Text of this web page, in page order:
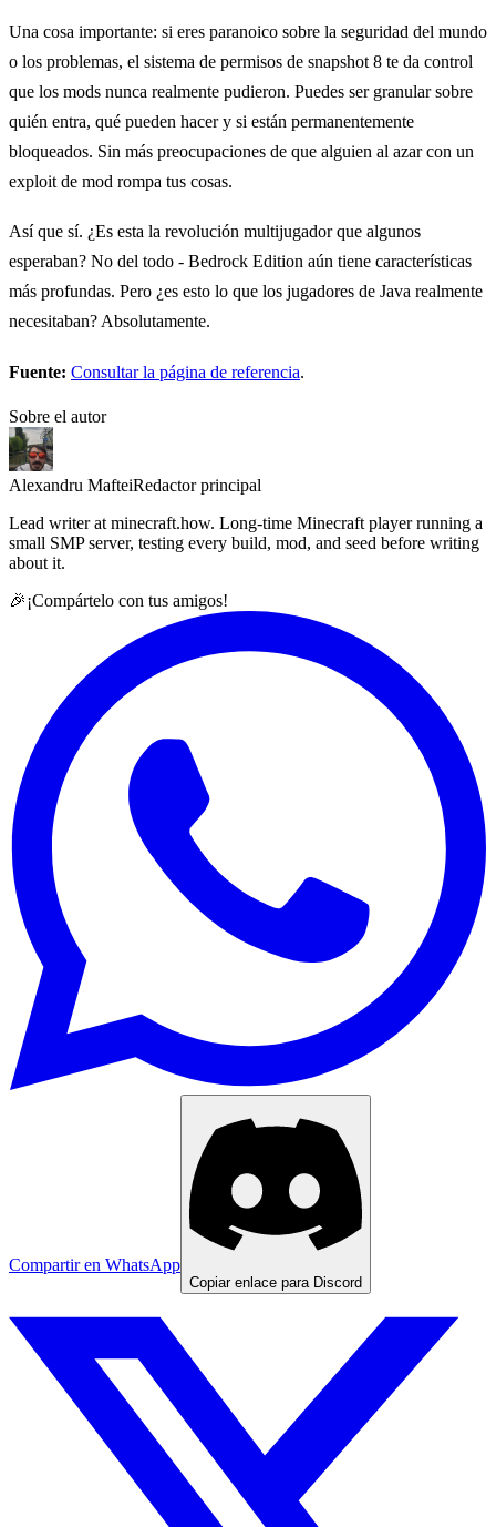
Una cosa importante: si eres paranoico sobre la seguridad del mundo
o los problemas, el sistema de permisos de snapshot 8 te da control
que los mods nunca realmente pudieron. Puedes ser granular sobre
quién entra, qué pueden hacer y si están permanentemente
bloqueados. Sin más preocupaciones de que alguien al azar con un
exploit de mod rompa tus cosas.
Así que sí. ¿Es esta la revolución multijugador que algunos
esperaban? No del todo - Bedrock Edition aún tiene características
más profundas. Pero ¿es esto lo que los jugadores de Java realmente
necesitaban? Absolutamente.
Fuente: Consultar la página de referencia.
Sobre el autor
Alexandru MafteiRedactor principal
Lead writer at minecraft.how. Long-time Minecraft player running a
small SMP server, testing every build, mod, and seed before writing
about it.
🎉¡Compártelo con tus amigos!
Compartir en WhatsApp
Copiar enlace para Discord